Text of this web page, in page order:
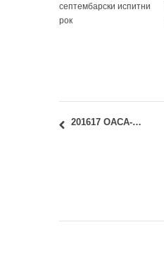
септембарски испитни
рок
201617 ОАСА-23060 и ИАСА-23060: план наставе за уторак 20.09.2016.